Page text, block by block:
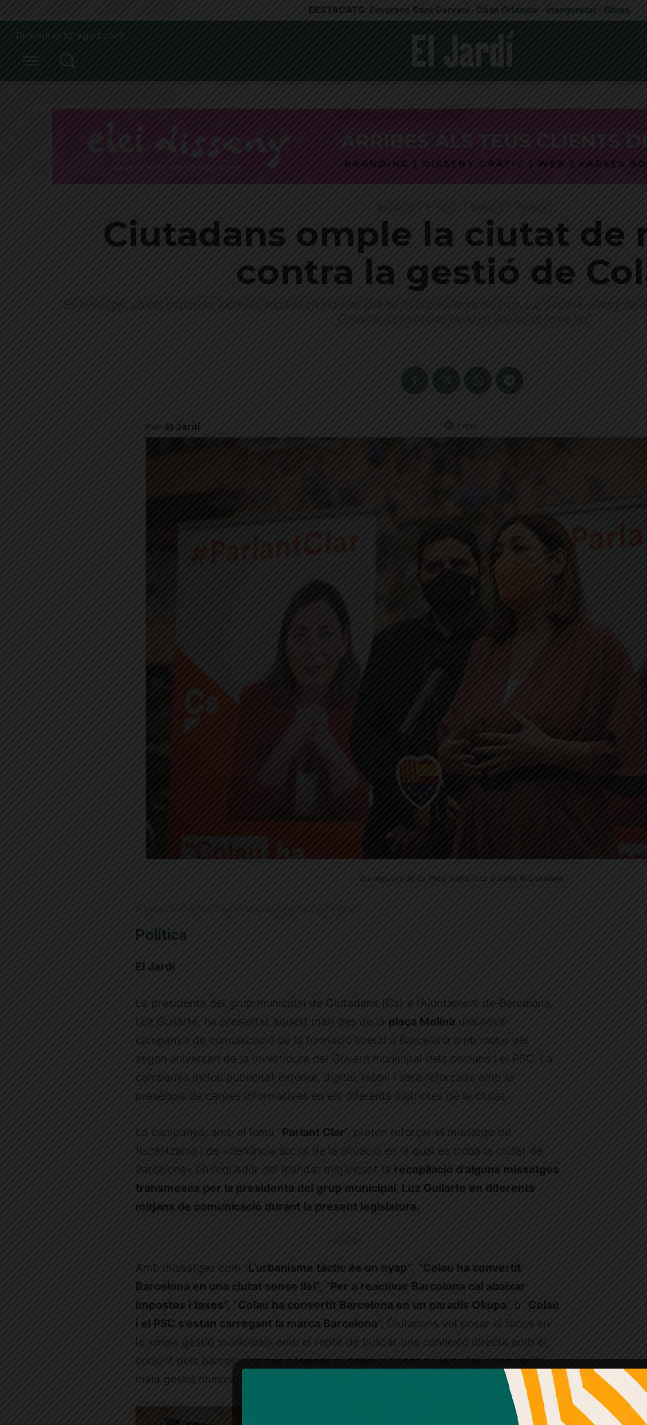
DESTACATS: Esvoranc Sant Gervasi · Casa Orlandai · Inseguretat · Obres
Divendres 07, agost 2026
Destacat Política
Ciutadans omple la ciutat de
contra la gestió de
Els missatges, situats en plafons exteriors, recullen afirmacions que ha fet la presidenta del grup, Luz Guilarte, al llarg del
“Colau ha convertit Barcelona en una ciutat sense llei”
Per El Jardí 1 min.
Els regidors de Cs Paco Sierra i Luz Guilarte © Ciutadans
Política
El Jardí
La presidenta del grup municipal de Ciutadans (Cs) a l’Ajuntament de Barcelona,
Luz Guilarte, ha presentat aquest matí des de la plaça Molina una nova
campanya de comunicació de la formació liberal a Barcelona amb motiu del
segon aniversari de la investidura del Govern municipal dels comuns i el PSC. La
campanya inclou publicitat exterior, digital, mòbil i serà reforçada amb la
presència de carpes informatives en els diferents districtes de la ciutat.
La campanya, amb el lema “ Parlant Clar”, pretén reforçar el missatge de
fiscalització i de «denúncia social de la situació en la qual es troba la ciutat de
Barcelona» en l’equador del mandat mitjançant la recopilació d’alguns missatges
transmesos per la presidenta del grup municipal, Luz Guilarte en diferents
mitjans de comunicació durant la present legislatura.
Amb missatges com “L’urbanisme tàctic és un nyap” “Colau ha convertit
Barcelona en una ciutat sense llei”, “ Per a reactivar Barcelona cal abaixar
impostos i taxes”, “Colau ha convertit Barcelona en un paradís Okupa” o “ Colau
i el PSC s’estan carregant la marca Barcelona ”, Ciutadans vol posar el focus en
la «mala gestió municipal» amb el repte de buscar una connexió directa amb el
conjunt dels barcelonins que pateixen el deteriorament de la ciutat arran de la
mala gestió municipal.